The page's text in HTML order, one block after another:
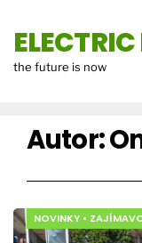
the future is now
Autor:
NOVINKY •